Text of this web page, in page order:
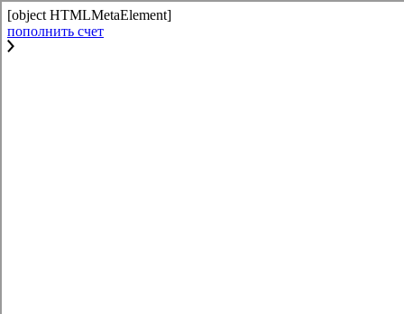
[object HTMLMetaElement]
пополнить счет